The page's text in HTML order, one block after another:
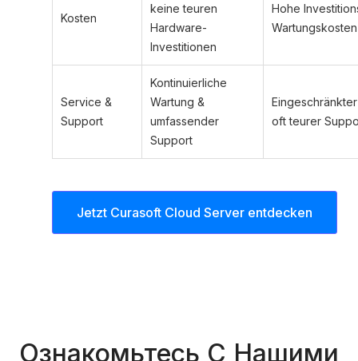
Kosten
keine teuren
Hardware-
Investitionen
Hohe
Wartungskosten
Service &
Support
Kontinuierliche
Wartung &
umfassender
Support
oft teurer
Jetzt Curasoft Cloud Server entdecken
Ознакомьтесь С Нашими